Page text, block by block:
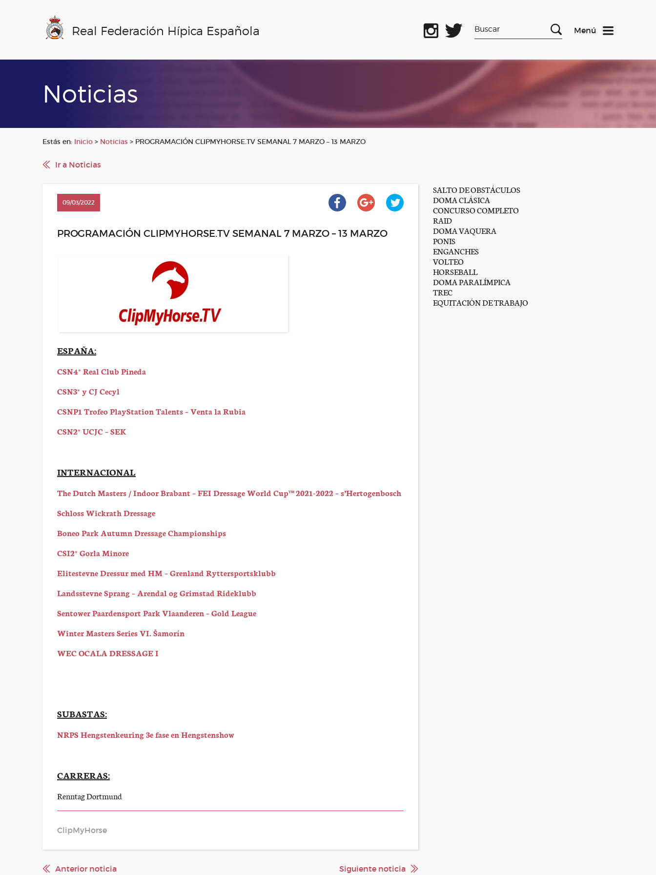
Real Federación Hípica Española Menú
Noticias
Estás en: Inicio > Noticias > PROGRAMACIÓN CLIPMYHORSE.TV SEMANAL 7 MARZO – 13 MARZO
Ir a Noticias
09/03/2022
PROGRAMACIÓN CLIPMYHORSE.TV SEMANAL 7 MARZO – 13 MARZO
ESPAÑA:
CSN4* Real Club Pineda
CSN3* y CJ Cecyl
CSNP1 Trofeo PlayStation Talents – Venta la Rubia
CSN2* UCJC – SEK
INTERNACIONAL
The Dutch Masters / Indoor Brabant – FEI Dressage World Cup™ 2021-2022 – s’Hertogenbosch
Schloss Wickrath Dressage
Boneo Park Autumn Dressage Championships
CSI2* Gorla Minore
Elitestevne Dressur med HM – Grenland Ryttersportsklubb
Landsstevne Sprang – Arendal og Grimstad Rideklubb
Sentower Paardensport Park Vlaanderen – Gold League
Winter Masters Series VI. Šamorín
WEC OCALA DRESSAGE I
SUBASTAS:
NRPS Hengstenkeuring 3e fase en Hengstenshow
CARRERAS:
Renntag Dortmund
ClipMyHorse
Anterior noticia Siguiente noticia
SALTO DE OBSTÁCULOS
DOMA CLÁSICA
CONCURSO COMPLETO
RAID
DOMA VAQUERA
PONIS
ENGANCHES
VOLTEO
HORSEBALL
DOMA PARALÍMPICA
TREC
EQUITACIÓN DE TRABAJO